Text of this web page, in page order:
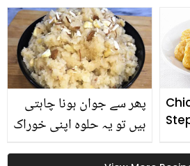
پھر سے جوان ہونا چاہتی
ہیں تو یہ حلوہ اپنی خوراک